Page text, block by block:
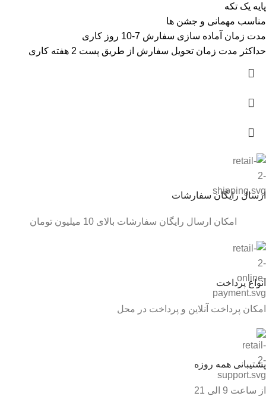
پایه یک تکه
مناسب مهمانی و جشن ها
مدت زمان آماده سازی سفارش 7-10 روز کاری
حداکثر مدت زمان تحویل سفارش از طریق پست 2 هفته کاری
ارسال رایگان سفارشات
امکان ارسال رایگان سفارشات بالای 10 میلیون تومان
انواع پرداخت
امکان پرداخت آنلاین و پرداخت در محل
پشتیبانی همه روزه
از ساعت 9 الی 21